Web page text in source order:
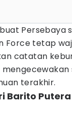
Persebaya
Force tetap
catatan
terakhir.
Barito